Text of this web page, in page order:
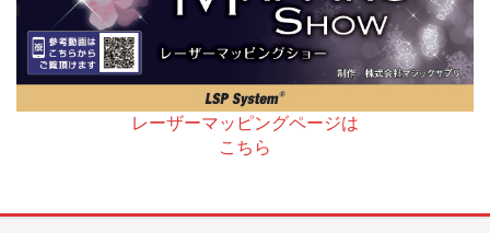
レーザーマッピングページは
こちら